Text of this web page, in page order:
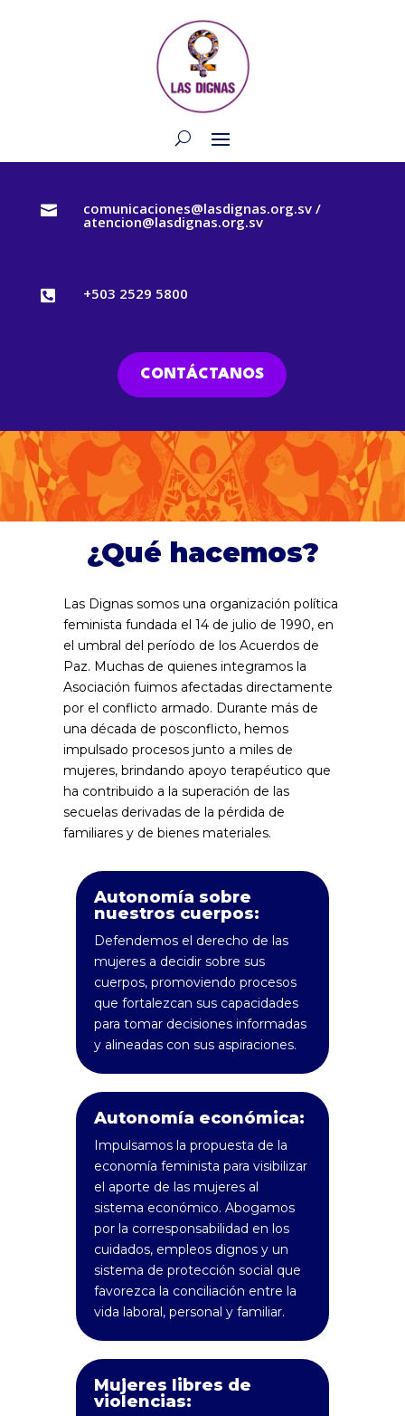
 comunicaciones@lasdignas.org.sv /
atencion@lasdignas.org.sv
 +503 2529 5800
CONTÁCTANOS
¿Qué hacemos?
Las Dignas somos una organización política
feminista fundada el 14 de julio de 1990, en
el umbral del período de los Acuerdos de
Paz. Muchas de quienes integramos la
Asociación fuimos afectadas directamente
por el conflicto armado. Durante más de
una década de posconflicto, hemos
impulsado procesos junto a miles de
mujeres, brindando apoyo terapéutico que
ha contribuido a la superación de las
secuelas derivadas de la pérdida de
familiares y de bienes materiales.
Autonomía sobre
nuestros cuerpos:
Defendemos el derecho de las
mujeres a decidir sobre sus
cuerpos, promoviendo procesos
que fortalezcan sus capacidades
para tomar decisiones informadas
y alineadas con sus aspiraciones.
Autonomía económica:
Impulsamos la propuesta de la
economía feminista para visibilizar
el aporte de las mujeres al
sistema económico. Abogamos
por la corresponsabilidad en los
cuidados, empleos dignos y un
sistema de protección social que
favorezca la conciliación entre la
vida laboral, personal y familiar.
Mujeres libres de
violencias: